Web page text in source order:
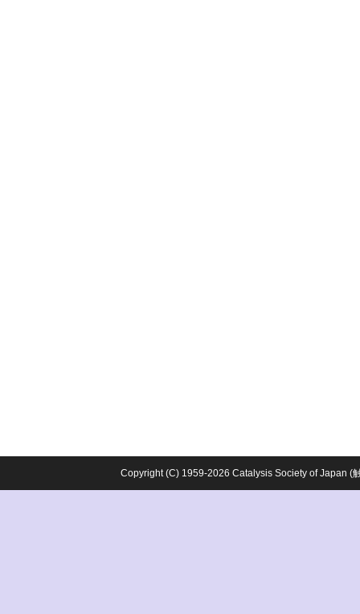
Copyright (C) 1959-2026 Catalysis Society of Japan (